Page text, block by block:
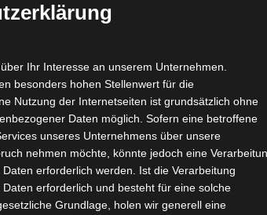
dieDatenschutzbestimmung
abonnieren
Ihr Interesse an unserem Unternehmen.
besonders hohen Stellenwert für die
Nutzung der Internetseiten ist grundsätzlich ohne
Daten möglich. Sofern eine betroffene
unseres Unternehmens über unsere
nehmen möchte, könnte jedoch eine
erforderlich werden. Ist die Verarbeitung
erforderlich und besteht für eine solche
Grundlage, holen wir generell eine